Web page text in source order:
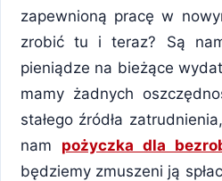
zapewnioną pracę w
zrobić tu i teraz? Są
pieniądze na bieżące
mamy żadnych
stałego źródła
nam pożyczka dla
będziemy zmuszeni ją